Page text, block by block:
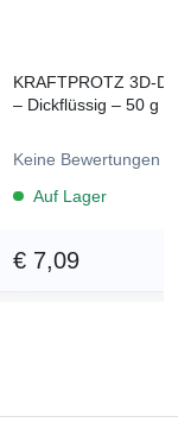
KRAFTPROTZ 3D-
– Dickflüssig – 50 g
Keine Bewertungen
Auf Lager
€ 7,09